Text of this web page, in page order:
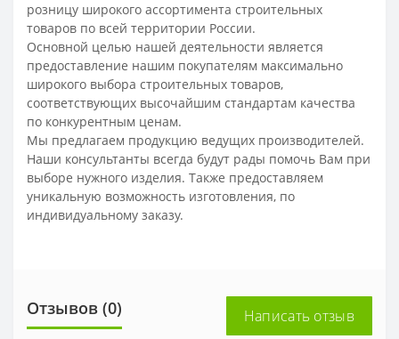
розницу широкого ассортимента строительных
товаров по всей территории России.
Основной целью нашей деятельности является
предоставление нашим покупателям максимально
широкого выбора строительных товаров,
соответствующих высочайшим стандартам качества
по конкурентным ценам.
Мы предлагаем продукцию ведущих производителей.
Наши консультанты всегда будут рады помочь Вам при
выборе нужного изделия. Также предоставляем
уникальную возможность изготовления, по
индивидуальному заказу.
Отзывов (0) Написать отзыв